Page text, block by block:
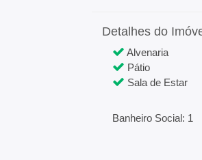
Detalhes do
Alvenaria
Pátio
Sala de Estar
Banheiro Social: 1